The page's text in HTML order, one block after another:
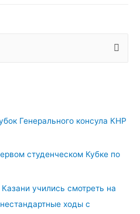
Генерального консула КНР
студенческом Кубке по
учились смотреть на
ходы с